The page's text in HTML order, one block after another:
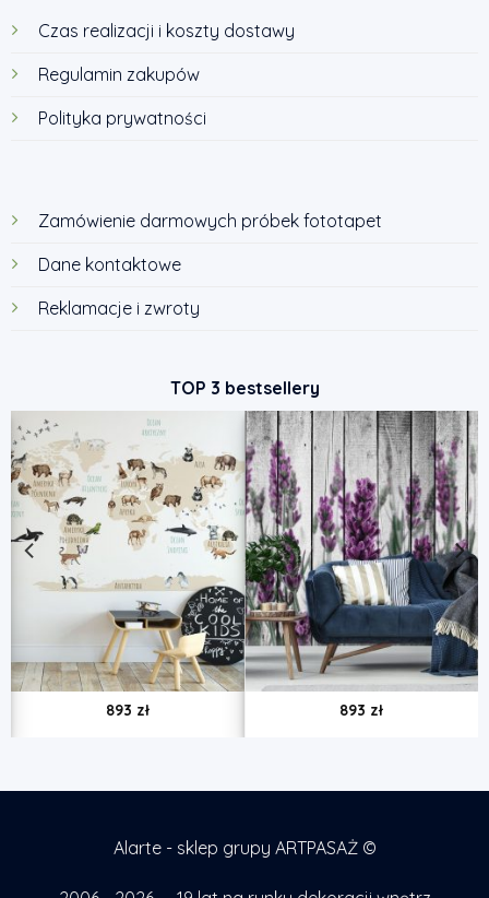
Czas realizacji i koszty dostawy
Regulamin zakupów
Polityka prywatności
Zamówienie darmowych próbek fototapet
Dane kontaktowe
Reklamacje i zwroty
TOP 3 bestsellery
893 zł 893 zł
Alarte - sklep grupy ARTPASAŻ ©